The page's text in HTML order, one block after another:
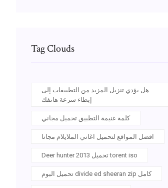
Tag Clouds
هل يؤدي تنزيل المزيد من التطبيقات إلى
إبطاء سرعة هاتفك
كلمة غنيمة التطبيق تحميل مجاني
افضل المواقع لتحميل اغاني الملايلام مجانا
Deer hunter 2013 تحميل torent iso
تحميل البوم divide ed sheeran zip كامل